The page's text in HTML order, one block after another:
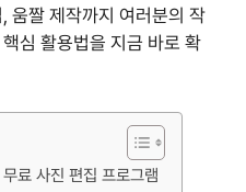
움짤 제작까지 여러분의 작
심 활용법을 지금 바로 확
료 사진 편집 프로그램